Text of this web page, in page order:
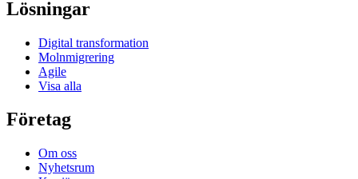
Lösningar
Digital transformation
Molnmigrering
Agile
Visa alla
Företag
Om oss
Nyhetsrum